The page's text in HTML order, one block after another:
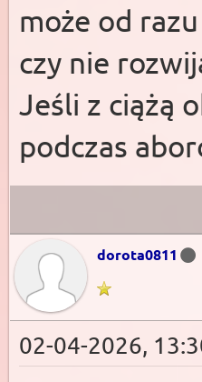
może od
czy nie
Jeśli z ciążą
podczas
dorota0811
02-04-2026,